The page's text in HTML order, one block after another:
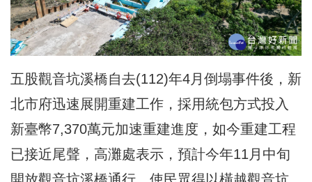
五股觀音坑溪橋自去(112)年4月倒塌事件後， 新
北市府迅速展開重建工作，採用統包方式投入
新臺幣7,370萬元加速重建進度，如今重建工程
已接近尾聲， 高灘處表示，預計今年11月中旬